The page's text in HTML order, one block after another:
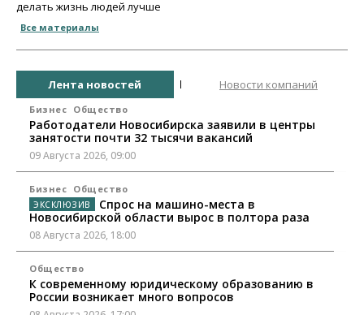
делать жизнь людей лучше
Все материалы
Лента новостей Новости компаний
Бизнес Общество
Работодатели Новосибирска заявили в центры
занятости почти 32 тысячи вакансий
09 Августа 2026, 09:00
Бизнес Общество
Спрос на машино-места в
Новосибирской области вырос в полтора раза
08 Августа 2026, 18:00
Общество
К современному юридическому образованию в
России возникает много вопросов